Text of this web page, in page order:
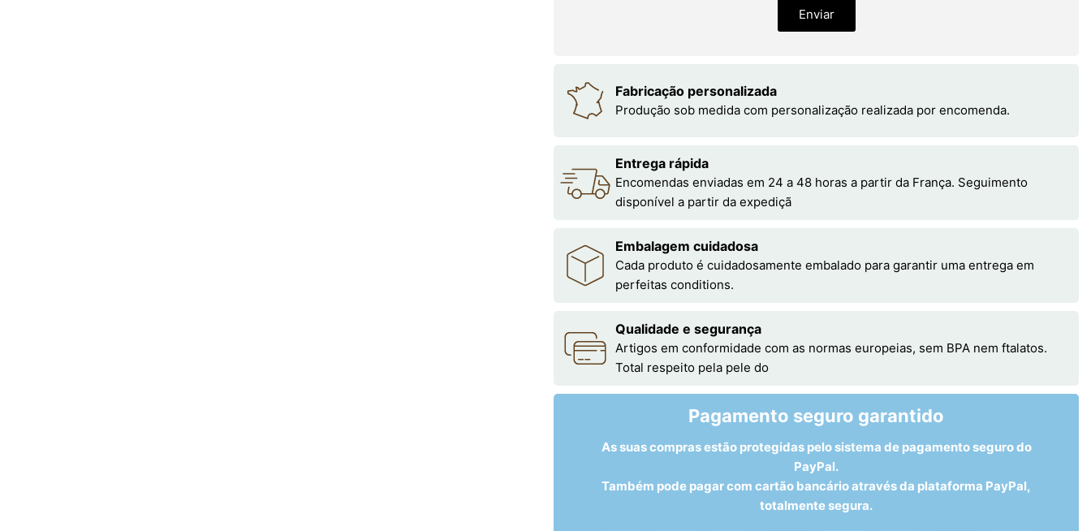
Enviar
Fabricação personalizada
Produção sob medida com personalização realizada por encomenda.
Entrega rápida
Encomendas enviadas em 24 a 48 horas a partir da França. Seguimento
disponível a partir da expediçã
Embalagem cuidadosa
Cada produto é cuidadosamente embalado para garantir uma entrega em
perfeitas conditions.
Qualidade e segurança
Artigos em conformidade com as normas europeias, sem BPA nem ftalatos.
Total respeito pela pele do
Pagamento seguro garantido
As suas compras estão protegidas pelo sistema de pagamento seguro do
PayPal.
Também pode pagar com cartão bancário através da plataforma PayPal,
totalmente segura.